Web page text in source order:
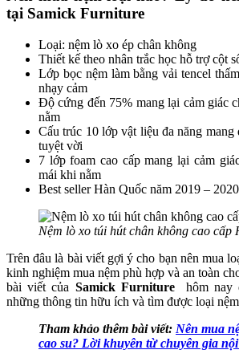
tại Samick Furniture
Loại: nệm lò xo ép chân không
Thiết kế theo nhân trắc học hỗ trợ cột
Lớp bọc nệm làm bằng vải tencel
nhạy cảm
Độ cứng đến 75% mang lại cảm giác
nằm
Cấu trúc 10 lớp vật liệu đa năng
tuyệt vời
7 lớp foam cao cấp mang lại cảm
mái khi nằm
Best seller Hàn Quốc năm 2019 – 2020
Nệm lò xo túi hút chân không cao cấp
Trên đâu là bài viết gợi ý cho bạn nên mua
kinh nghiệm mua nệm phù hợp và an toàn
bài viết của Samick Furniture
hôm nay
những thông tin hữu ích và tìm được loại
Tham khảo thêm bài viết: Nên mua
cao su? Lời khuyên từ chuyên gia